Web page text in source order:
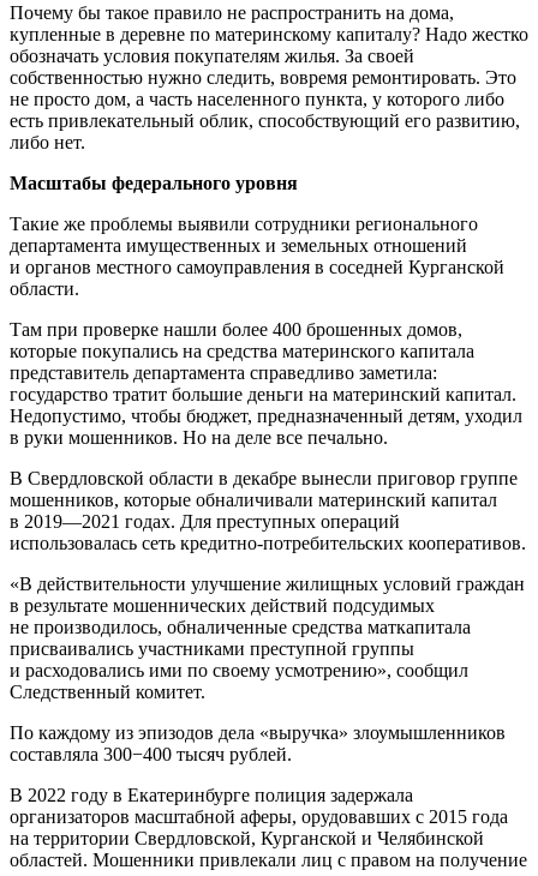
Почему бы такое правило не распространить на дома,
купленные в деревне по материнскому капиталу? Надо жестко
обозначать условия покупателям жилья. За своей
собственностью нужно следить, вовремя ремонтировать. Это
не просто дом, а часть населенного пункта, у которого либо
есть привлекательный облик, способствующий его развитию,
либо нет.
Масштабы федерального уровня
Такие же проблемы выявили сотрудники регионального
департамента имущественных и земельных отношений
и органов местного самоуправления в соседней Курганской
области.
Там при проверке нашли более 400 брошенных домов,
которые покупались на средства материнского капитала
представитель департамента справедливо заметила:
государство тратит большие деньги на материнский капитал.
Недопустимо, чтобы бюджет, предназначенный детям, уходил
в руки мошенников. Но на деле все печально.
В Свердловской области в декабре вынесли приговор группе
мошенников, которые обналичивали материнский капитал
в 2019—2021 годах. Для преступных операций
использовалась сеть кредитно-потребительских кооперативов.
«В действительности улучшение жилищных условий граждан
в результате мошеннических действий подсудимых
не производилось, обналиченные средства маткапитала
присваивались участниками преступной группы
и расходовались ими по своему усмотрению», сообщил
Следственный комитет.
По каждому из эпизодов дела «выручка» злоумышленников
составляла 300−400 тысяч рублей.
В 2022 году в Екатеринбурге полиция задержала
организаторов масштабной аферы, орудовавших с 2015 года
на территории Свердловской, Курганской и Челябинской
областей. Мошенники привлекали лиц с правом на получение